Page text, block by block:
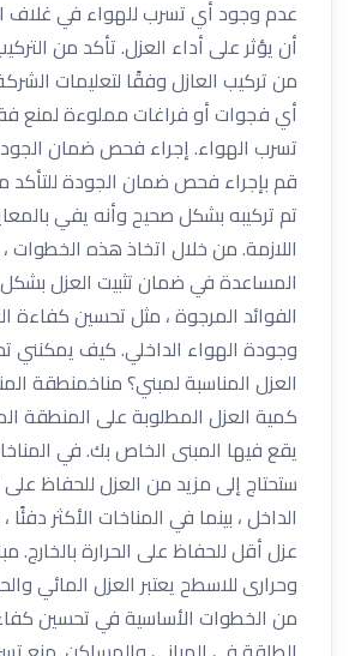
عدم وجود أي تسرب للهواء في غلاف
أن يؤثر على أداء العزل. تأكد من
من تركيب العازل وفقًا لتعليمات
أي فجوات أو فراغات مملوءة لمنع
تسرب الهواء. إجراء فحص ضمان الجودة
قم بإجراء فحص ضمان الجودة للتأكد
تم تركيبه بشكل صحيح وأنه يفي
اللازمة. من خلال اتخاذ هذه الخطوات
المساعدة في ضمان تثبيت العزل
الفوائد المرجوة ، مثل تحسين كفاءة
وجودة الهواء الداخلي. كيف يمكنني
العزل المناسبة لمبني؟ مناخمنطقة
كمية العزل المطلوبة على المنطقة
يقع فيها المبنى الخاص بك. في
ستحتاج إلى مزيد من العزل للحفاظ على
الداخل ، بينما في المناخات الأكثر دفئًا
عزل أقل للحفاظ على الحرارة بالخارج.
وحرارى للاسطح يعتبر العزل المائي
من الخطوات الأساسية في تحسين